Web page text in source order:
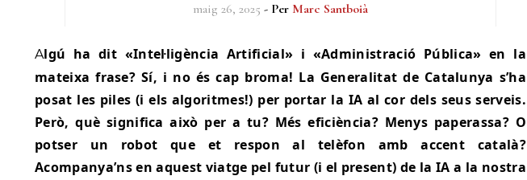
maig 26, 2025 - Per Marc Santboià
Algú ha dit «Intel·ligència Artificial» i «Administració Pública» en la
mateixa frase? Sí, i no és cap broma! La Generalitat de Catalunya s’ha
posat les piles (i els algoritmes!) per portar la IA al cor dels seus serveis.
Però, què significa això per a tu? Més eficiència? Menys paperassa? O
potser un robot que et respon al telèfon amb accent català?
Acompanya’ns en aquest viatge pel futur (i el present) de la IA a la nostra